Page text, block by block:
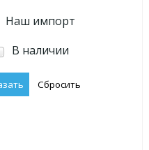
Наш импорт
В наличии